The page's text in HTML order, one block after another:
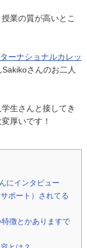
業の質が高いとこ
ーナショナルカレッ
さんのお二人
生さんと接してき
厚いです！
にインタビュー
ポート）されてる
徴とかありますで